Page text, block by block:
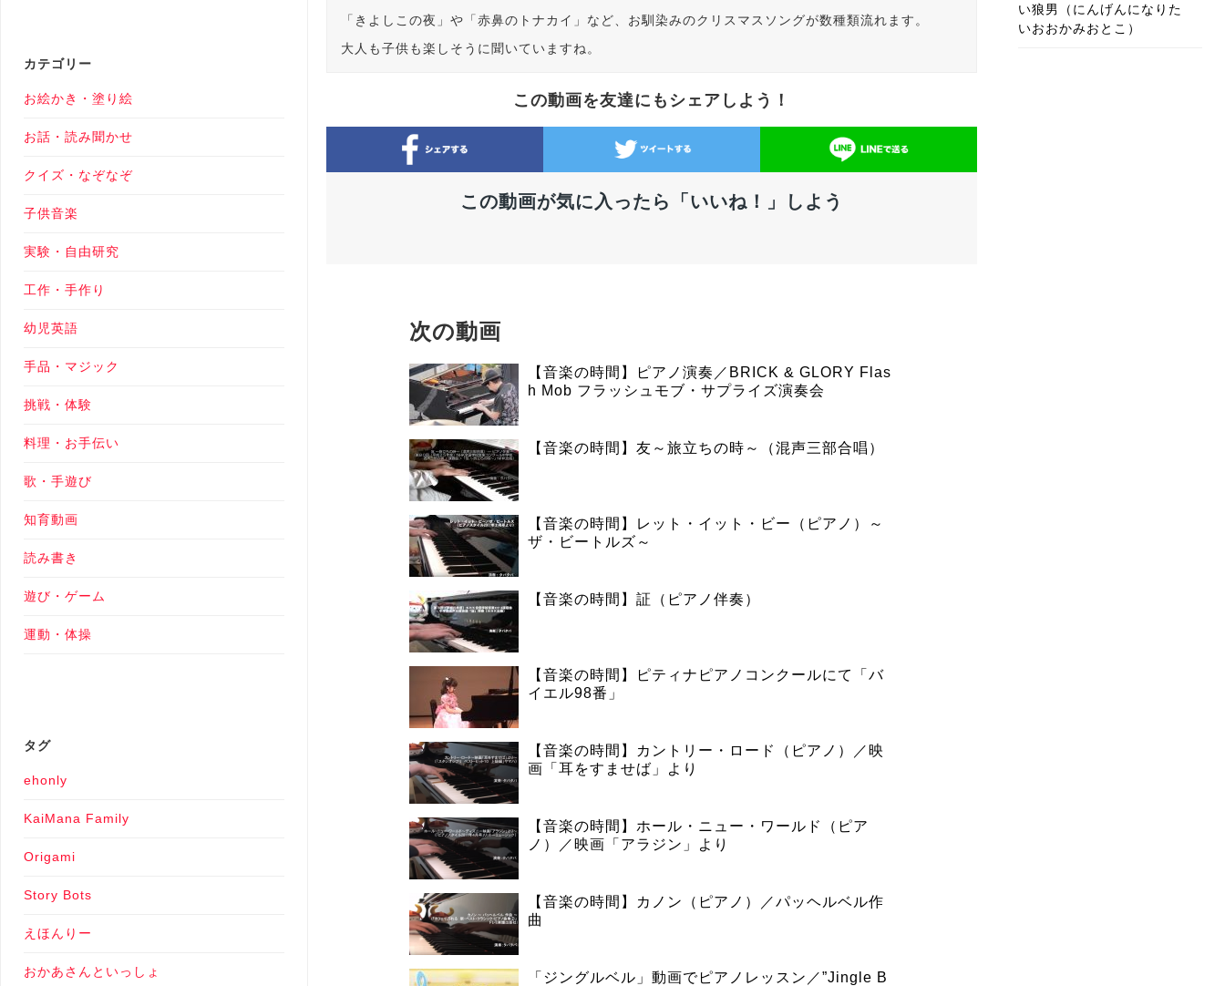
「きよしこの夜」や「赤鼻のトナカイ」など、お馴染みのクリスマスソングが数種類流れます。
大人も子供も楽しそうに聞いていますね。
この動画を友達にもシェアしよう！
この動画が気に入ったら「いいね！」しよう
次の動画
【音楽の時間】ピアノ演奏／BRICK & GLORY Flas
h Mob フラッシュモブ・サプライズ演奏会
【音楽の時間】友～旅立ちの時～（混声三部合唱）
【音楽の時間】レット・イット・ビー（ピアノ）～
ザ・ビートルズ～
【音楽の時間】証（ピアノ伴奏）
【音楽の時間】ピティナピアノコンクールにて「バ
イエル98番」
【音楽の時間】カントリー・ロード（ピアノ）／映
画「耳をすませば」より
【音楽の時間】ホール・ニュー・ワールド（ピア
ノ）／映画「アラジン」より
【音楽の時間】カノン（ピアノ）／パッヘルベル作
曲
「ジングルベル」動画でピアノレッスン／”Jingle B
い狼男（にんげんになりた
いおおかみおとこ）
カテゴリー
お絵かき・塗り絵
お話・読み聞かせ
クイズ・なぞなぞ
子供音楽
実験・自由研究
工作・手作り
幼児英語
手品・マジック
挑戦・体験
料理・お手伝い
歌・手遊び
知育動画
読み書き
遊び・ゲーム
運動・体操
タグ
ehonly
KaiMana Family
Origami
Story Bots
えほんりー
おかあさんといっしょ